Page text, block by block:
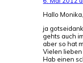
Hallo Monika,
ja
gehts auch
aber so hat
Vielen lieben
Hab einen